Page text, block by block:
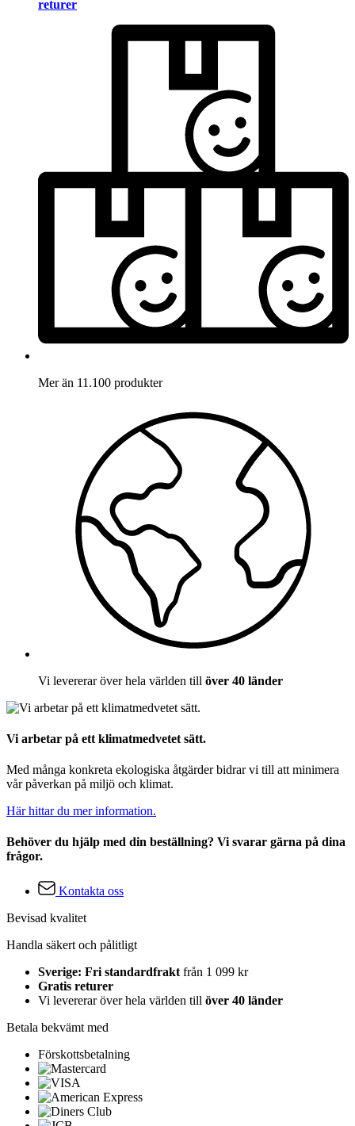
returer
Mer än 11.100 produkter
Vi levererar över hela världen till över 40 länder
Vi arbetar på ett klimatmedvetet sätt.
Med många konkreta ekologiska åtgärder bidrar vi till att minimera
vår påverkan på miljö och klimat.
Här hittar du mer information.
Behöver du hjälp med din beställning? Vi svarar gärna på dina
frågor.
Kontakta oss
Bevisad kvalitet
Handla säkert och pålitligt
Sverige: Fri standardfrakt från 1 099 kr
Gratis returer
Vi levererar över hela världen till över 40 länder
Betala bekvämt med
Förskottsbetalning